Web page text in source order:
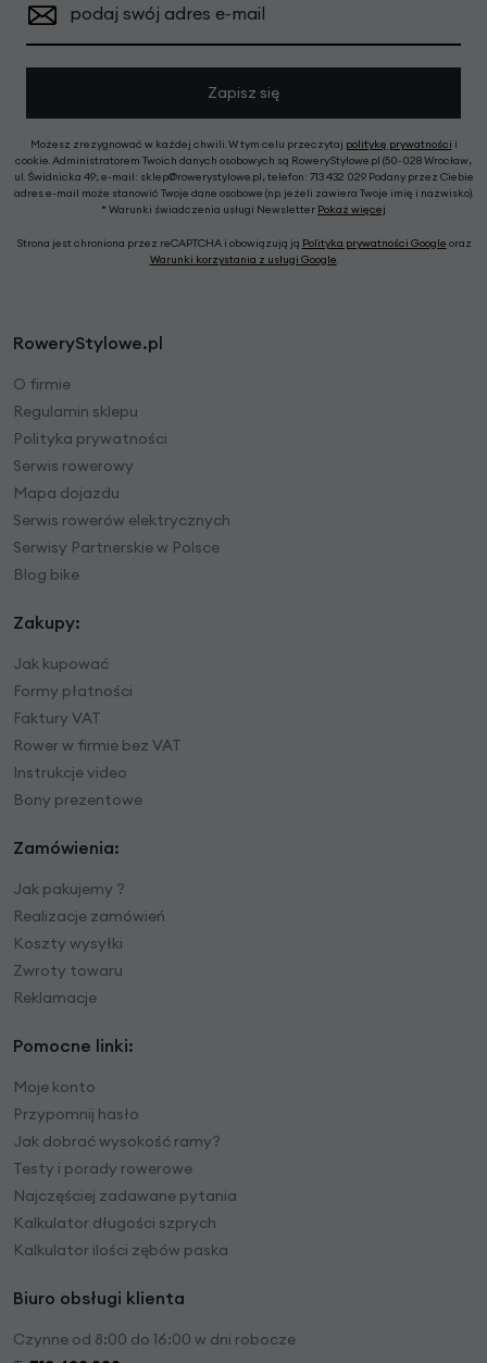
podaj swój adres e-mail
Zapisz się
Możesz zrezygnować w każdej chwili. W tym celu przeczytaj politykę prywatności i
cookie. Administratorem Twoich danych osobowych są RoweryStylowe.pl (50-028 Wrocław,
ul. Świdnicka 49; e-mail: sklep@rowerystylowe.pl, telefon: 713 432 029. Podany przez Ciebie
adres e-mail może stanowić Twoje dane osobowe (np. jeżeli zawiera Twoje imię i nazwisko).
* Warunki świadczenia usługi Newsletter Pokaż więcej
Strona jest chroniona przez reCAPTCHA i obowiązują ją Polityka prywatności Google oraz
Warunki korzystania z usługi Google
RoweryStylowe.pl
O firmie
Regulamin sklepu
Polityka prywatności
Serwis rowerowy
Mapa dojazdu
Serwis rowerów elektrycznych
Serwisy Partnerskie w Polsce
Blog bike
Zakupy:
Jak kupować
Formy płatności
Faktury VAT
Rower w firmie bez VAT
Instrukcje video
Bony prezentowe
Zamówienia:
Jak pakujemy ?
Realizacje zamówień
Koszty wysyłki
Zwroty towaru
Reklamacje
Pomocne linki:
Moje konto
Przypomnij hasło
Jak dobrać wysokość ramy?
Testy i porady rowerowe
Najczęściej zadawane pytania
Kalkulator długości szprych
Kalkulator ilości zębów paska
Biuro obsługi klienta
Czynne od 8:00 do 16:00 w dni robocze